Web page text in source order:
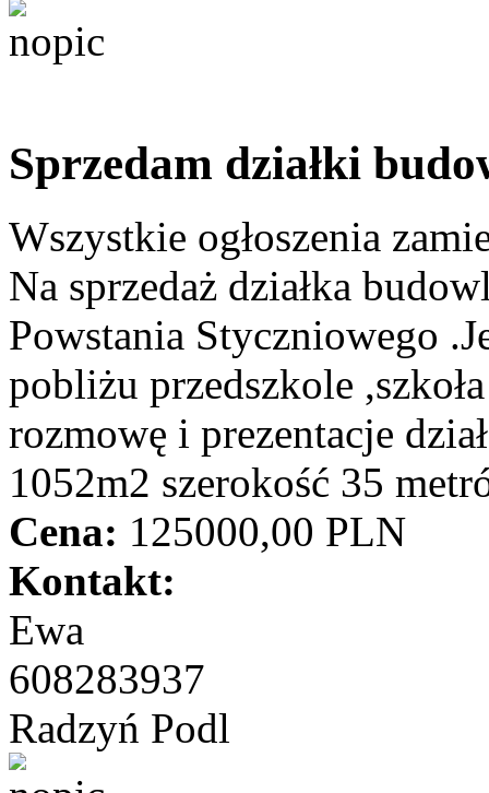
Sprzedam działki
Wszystkie ogłoszenia
Na sprzedaż działka
Powstania Styczniowego
pobliżu przedszkole
rozmowę i prezentacje
1052m2 szerokość 35
Cena: 125000,00 PLN
Kontakt:
Ewa
608283937
Radzyń Podl